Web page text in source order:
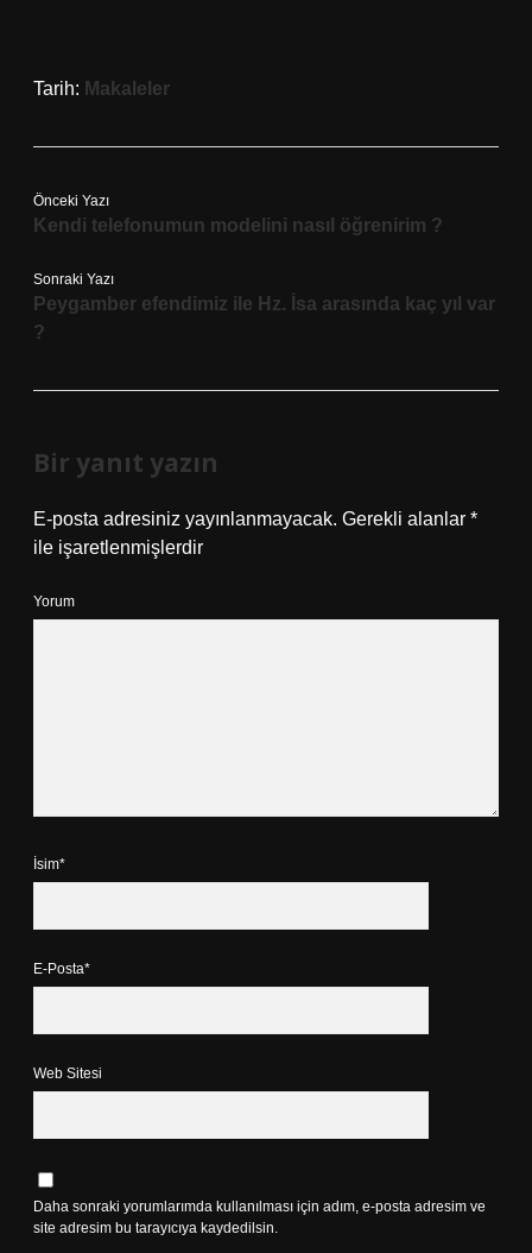
Tarih: Makaleler
Önceki Yazı
Kendi telefonumun modelini nasıl öğrenirim ?
Sonraki Yazı
Peygamber efendimiz ile Hz. İsa arasında kaç yıl var
?
Bir yanıt yazın
E-posta adresiniz yayınlanmayacak. Gerekli alanlar *
ile işaretlenmişlerdir
Yorum
İsim*
E-Posta*
Web Sitesi
Daha sonraki yorumlarımda kullanılması için adım, e-posta adresim ve
site adresim bu tarayıcıya kaydedilsin.